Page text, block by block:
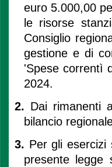
euro 5.000,00
le risorse
Consiglio
gestione e di
'Spese correntì
2024.
2. Dai rimanenti
bilancio
3. Per gli esercizi
presente legge